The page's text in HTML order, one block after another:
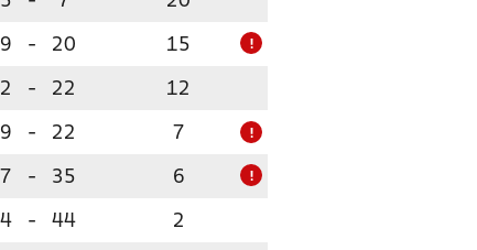
- 20 15 !
- 22 12
- 22 7 !
- 35 6 !
- 44 2